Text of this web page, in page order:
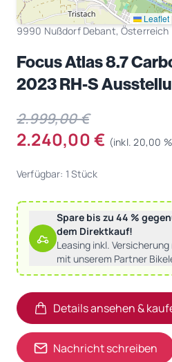
Leaflet
9990 Nußdorf Debant, Österreich
Focus Atlas 8.7
2023 RH-S
2.999,00 €
2.240,00 € (inkl. 20,00
Verfügbar: 1 Stück
Spare bis zu 44 %
dem Direktkauf!
Leasing inkl.
mit unserem Partner
Details ansehen &
(öffnet in
(öffnet in
Nachricht schreiben